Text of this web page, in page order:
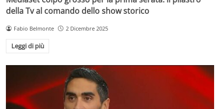
della Tv al comando dello show storico
Fabio Belmonte 2 Dicembre 2025
Leggi di più